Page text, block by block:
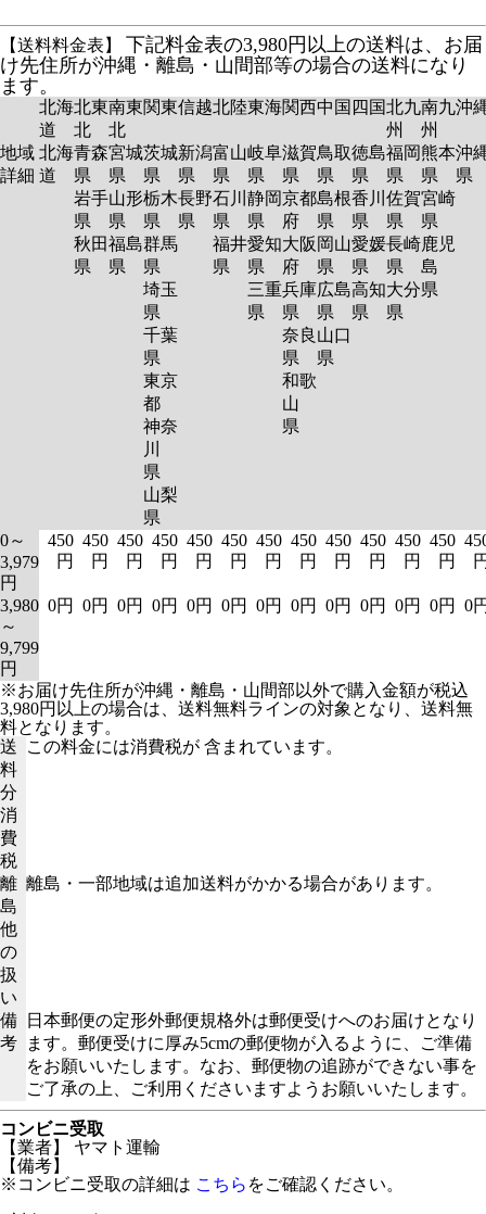
【送料料金表】
下記料金表の3,980円以上の送料は、お届
け先住所が沖縄・離島・山間部等の場合の送料になり
ます。
北海
道
北東
北
南東
北
関東信越北陸東海関西中国 四国北九
州
南九
州
沖
地域
詳細
北海
道
青森
県
岩手
県
秋田
県
宮城
県
山形
県
福島
県
茨城
県
栃木
県
群馬
県
埼玉
県
千葉
県
東京
都
神奈
川
県
山梨
県
新潟
県
長野
県
富山
県
石川
県
福井
県
岐阜
県
静岡
県
愛知
県
三重
県
滋賀
県
京都
府
大阪
府
兵庫
県
奈良
県
和歌
山
県
鳥取
県
島根
県
岡山
県
広島
県
山口
県
徳島
県
香川
県
愛媛
県
高知
県
福岡
県
佐賀
県
長崎
県
大分
県
熊本
県
宮崎
県
鹿児
島
県
沖
0～
3,979
円
450
円
450
円
450
円
450
円
450
円
450
円
450
円
450
円
450
円
450
円
450
円
450
円
3,980
～
9,799
円
0円 0円 0円 0円 0円 0円 0円 0円 0円 0円 0円 0円 0
※お届け先住所が沖縄・離島・山間部以外で購入金額が税込
3,980円以上の場合は、送料無料ラインの対象となり、送料無
料となります。
送
料
分
消
費
税
この料金には消費税が 含まれています。
離
島
他
の
扱
い
離島・一部地域は追加送料がかかる場合があります。
備
考
日本郵便の定形外郵便規格外は郵便受けへのお届けとなり
ます。郵便受けに厚み5cmの郵便物が入るように、ご準備
をお願いいたします。なお、郵便物の追跡ができない事を
ご了承の上、ご利用くださいますようお願いいたします。
コンビニ受取
【業者】 ヤマト運輸
【備考】
※コンビニ受取の詳細は こちら をご確認ください。